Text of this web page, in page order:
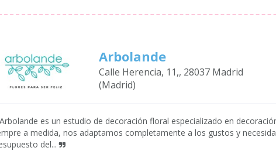
Arbolande
Calle Herencia, 11,, 28037 Madrid
(Madrid)
Arbolande es un estudio de decoración floral especializado en
a medida, nos adaptamos completamente a los gustos y
del...